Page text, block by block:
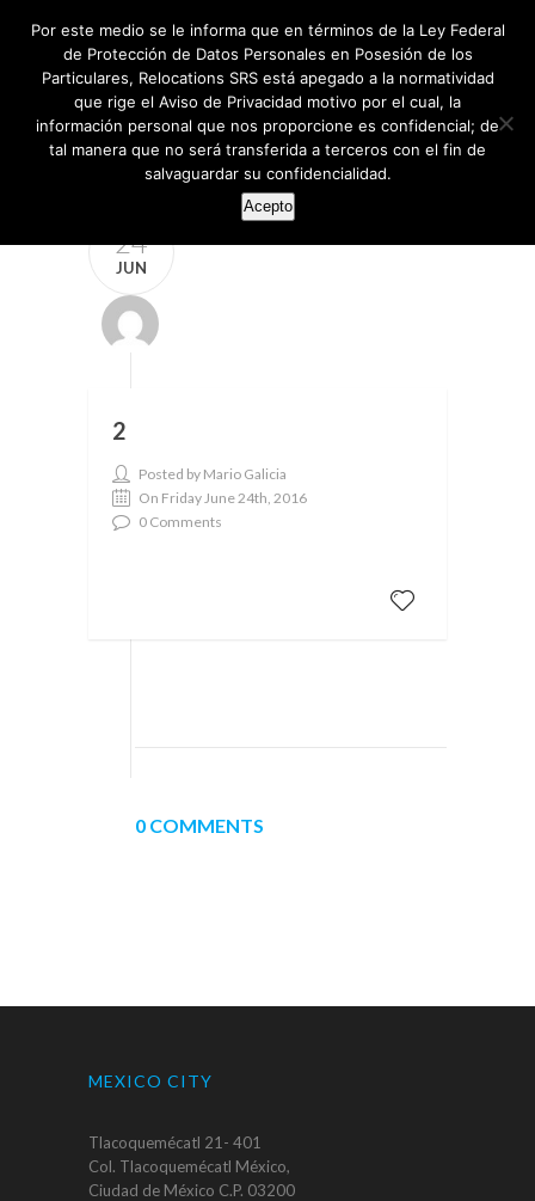
24
JUN
2
Posted by Mario Galicia
On Friday June 24th, 2016
0 Comments
0 COMMENTS
MEXICO CITY
Tlacoquemécatl 21- 401
Col. Tlacoquemécatl México,
Ciudad de México C.P. 03200
Por este medio se le informa que en términos de la Ley Federal
de Protección de Datos Personales en Posesión de los
Particulares, Relocations SRS está apegado a la normatividad
que rige el Aviso de Privacidad motivo por el cual, la
información personal que nos proporcione es confidencial; de
tal manera que no será transferida a terceros con el fin de
salvaguardar su confidencialidad.
Acepto